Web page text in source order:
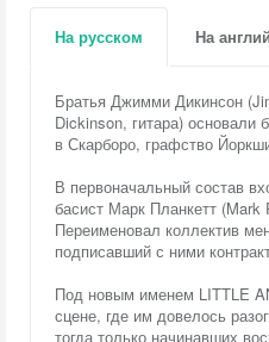
На русском На
Братья Джимми Дикинсон
Dickinson, гитара)
в Скарборо, графство
В первоначальный состав
басист Марк Планкетт
Переименовал коллектив
подписавший с ними
Под новым именем LITTLE
сцене, где им довелось
тогда только начинавших